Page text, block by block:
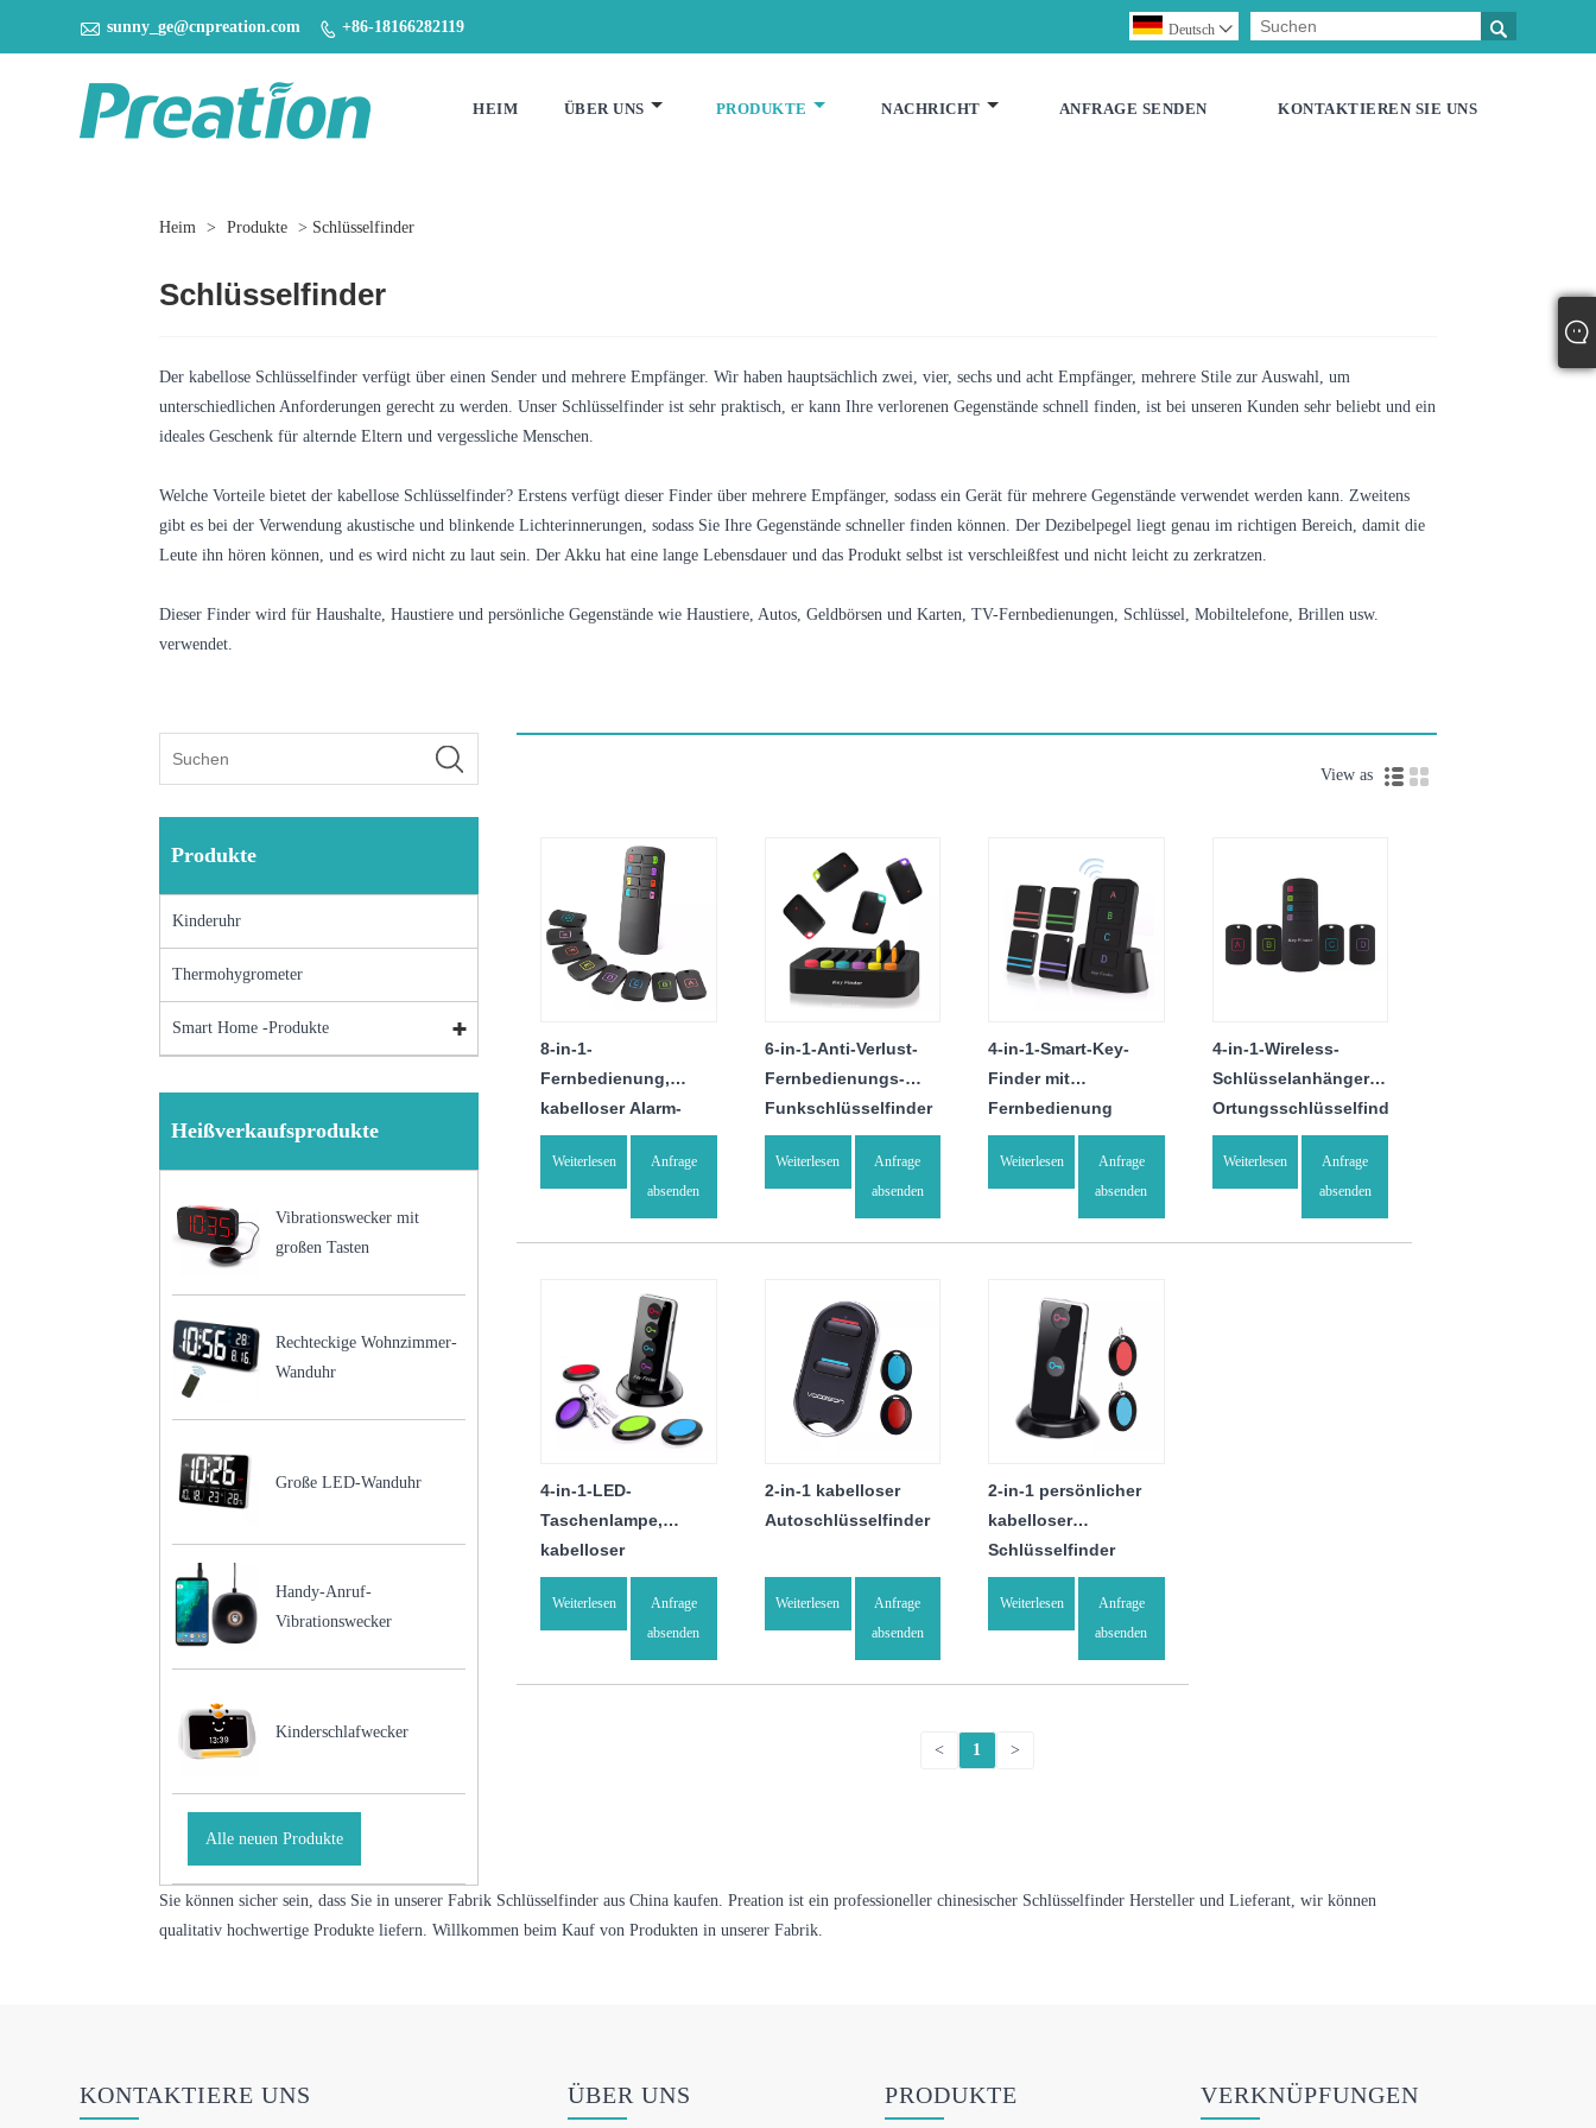
 sunny_ge@cnpreation.com  +86-18166282119 
Deutsch 
HEIM ÜBER UNS PRODUKTE NACHRICHT ANFRAGE SENDEN KONTAKTIEREN SIE UNS
Heim > Produkte > Schlüsselfinder
Schlüsselfinder
Der kabellose Schlüsselfinder verfügt über einen Sender und mehrere Empfänger. Wir haben hauptsächlich zwei, vier, sechs und acht Empfänger, mehrere Stile zur Auswahl, um
unterschiedlichen Anforderungen gerecht zu werden. Unser Schlüsselfinder ist sehr praktisch, er kann Ihre verlorenen Gegenstände schnell finden, ist bei unseren Kunden sehr beliebt und ein
ideales Geschenk für alternde Eltern und vergessliche Menschen.
Welche Vorteile bietet der kabellose Schlüsselfinder? Erstens verfügt dieser Finder über mehrere Empfänger, sodass ein Gerät für mehrere Gegenstände verwendet werden kann. Zweitens
gibt es bei der Verwendung akustische und blinkende Lichterinnerungen, sodass Sie Ihre Gegenstände schneller finden können. Der Dezibelpegel liegt genau im richtigen Bereich, damit die
Leute ihn hören können, und es wird nicht zu laut sein. Der Akku hat eine lange Lebensdauer und das Produkt selbst ist verschleißfest und nicht leicht zu zerkratzen.
Dieser Finder wird für Haushalte, Haustiere und persönliche Gegenstände wie Haustiere, Autos, Geldbörsen und Karten, TV-Fernbedienungen, Schlüssel, Mobiltelefone, Brillen usw.
verwendet.
Produkte
Kinderuhr
Thermohygrometer
Smart Home -Produkte
Heißverkaufsprodukte
Vibrationswecker mit
großen Tasten
Rechteckige Wohnzimmer-
Wanduhr
Große LED-Wanduhr
Handy-Anruf-
Vibrationswecker
Kinderschlafwecker
Alle neuen Produkte
View as
8-in-1-
Fernbedienung,
kabelloser Alarm-
Schlüsselfinder-
Tracker
Weiterlesen
Anfrage
absenden
6-in-1-Anti-Verlust-
Fernbedienungs-
Funkschlüsselfinder
Weiterlesen
Anfrage
absenden
4-in-1-Smart-Key-
Finder mit
Fernbedienung
Weiterlesen
Anfrage
absenden
4-in-1-Wireless-
Schlüsselanhänger-
Ortungsschlüsselfinder
Weiterlesen
Anfrage
absenden
4-in-1-LED-
Taschenlampe,
kabelloser
Schlüsselfinder für
Haustiere
Weiterlesen
Anfrage
absenden
2-in-1 kabelloser
Autoschlüsselfinder
Weiterlesen
Anfrage
absenden
2-in-1 persönlicher
kabelloser
Schlüsselfinder
Weiterlesen
Anfrage
absenden
< 1 >
Sie können sicher sein, dass Sie in unserer Fabrik Schlüsselfinder aus China kaufen. Preation ist ein professioneller chinesischer Schlüsselfinder Hersteller und Lieferant, wir können
qualitativ hochwertige Produkte liefern. Willkommen beim Kauf von Produkten in unserer Fabrik.
KONTAKTIERE UNS ÜBER UNS PRODUKTE VERKNÜPFUNGEN